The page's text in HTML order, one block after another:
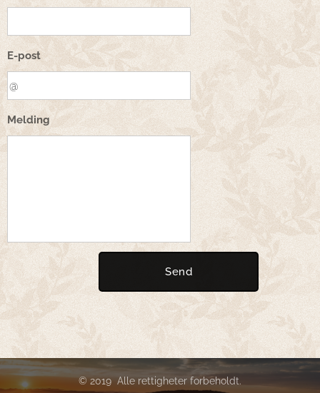
E-post
Melding
Send
© 2019 Alle rettigheter forbeholdt.